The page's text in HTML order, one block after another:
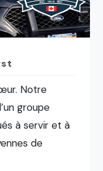
Notre
groupe
à servir et à
de